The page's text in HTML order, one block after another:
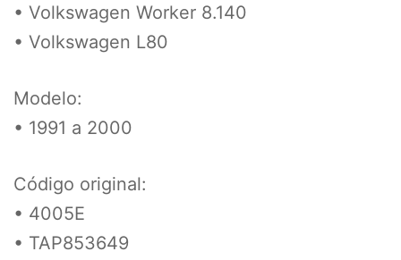
• Volkswagen Worker 8.140
• Volkswagen L80
Modelo:
• 1991 a 2000
Código original:
• 4005E
• TAP853649